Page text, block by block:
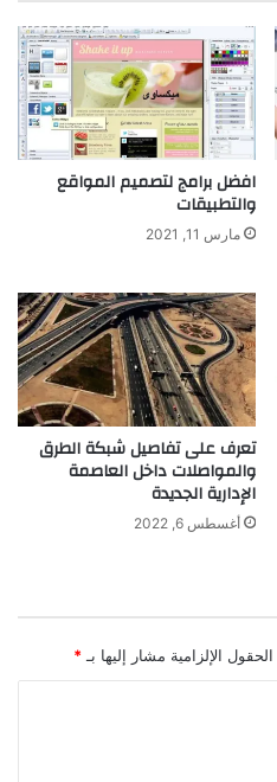
افضل برامج لتصميم المواقع
والتطبيقات
مارس 11, 2021
تعرف على تفاصيل شبكة الطرق
والمواصلات داخل العاصمة
الإدارية الجديدة
أغسطس 6, 2022
الحقول الإلزامية مشار إليها بـ *